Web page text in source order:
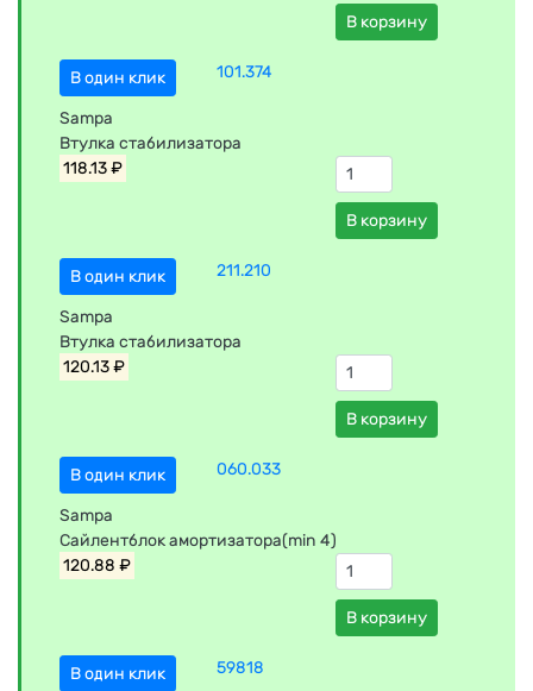
В корзину
В один клик 101.374
Sampa
Втулка стабилизатора
118.13 ₽
В корзину
В один клик 211.210
Sampa
Втулка стабилизатора
120.13 ₽
В корзину
В один клик 060.033
Sampa
Сайлентблок амортизатора(min 4)
120.88 ₽
В корзину
В один клик 59818